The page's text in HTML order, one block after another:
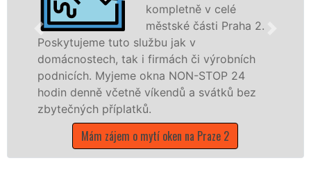
kompletně v celé
městské části Praha 2.
tuto službu jak v
tak i firmách či výrobních
okna NON-STOP 24
včetně víkendů a svátků bez
příplatků.
zájem o mytí oken na Praze 2
po celé
EXTRA